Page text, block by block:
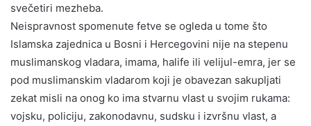
svečetiri mezheba.
Neispravnost spomenute fetve se ogleda u tome što
Islamska zajednica u Bosni i Hercegovini nije na stepenu
muslimanskog vladara, imama, halife ili velijul-emra, jer se
pod muslimanskim vladarom koji je obavezan sakupljati
zekat misli na onog ko ima stvarnu vlast u svojim rukama:
vojsku, policiju, zakonodavnu, sudsku i izvršnu vlast, a